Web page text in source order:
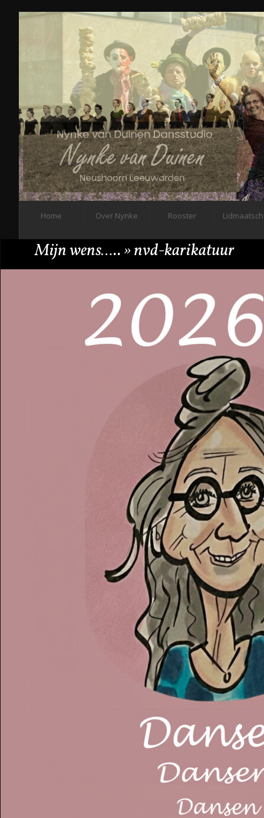
Home Over Nynke Rooster
Mijn wens…..» nvd-karikatuur